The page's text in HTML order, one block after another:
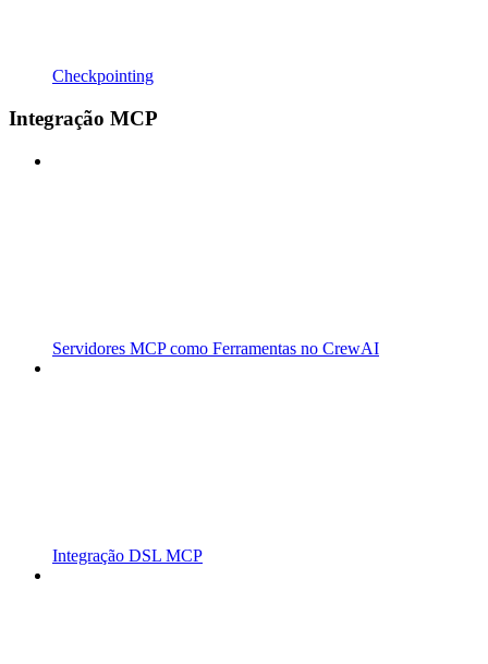
Checkpointing
Integração MCP
Servidores MCP como Ferramentas no CrewAI
Integração DSL MCP